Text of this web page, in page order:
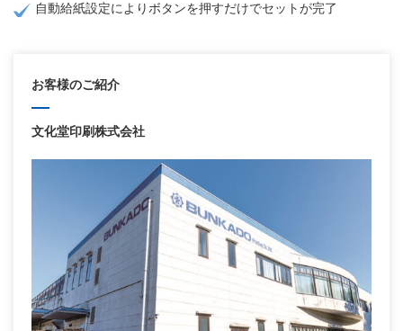
自動給紙設定によりボタンを押すだけでセットが完了
お客様のご紹介
文化堂印刷株式会社